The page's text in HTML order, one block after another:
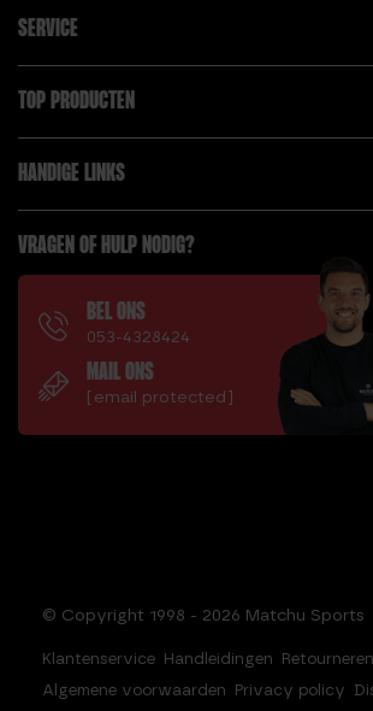
SERVICE
TOP PRODUCTEN
HANDIGE LINKS
VRAGEN OF HULP NODIG?
BEL ONS
053-4328424
MAIL ONS
[email protected]
© Copyright 1998 - 2026 Matchu Sports
Klantenservice Handleidingen Retourneren
Algemene voorwaarden Privacy policy